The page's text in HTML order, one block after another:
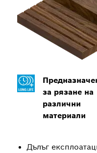
за рязане на
различни
материали
Дълъг